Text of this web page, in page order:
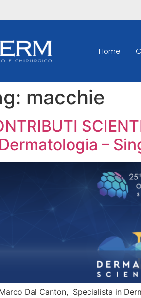
Home
macchie
–
Dal Canton, Specialista in